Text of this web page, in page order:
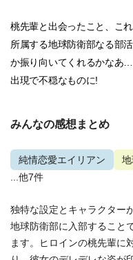
桃先輩と出会ったこと、こ
所属する地球防衛部なる部
か振り向いてくれるかなあ
出現で不穏なものに!
みんなの感想まとめ
純情恋愛エイリアン
...他7件
独特な設定とキャラクター
地球防衛部に入部すること
ます。ヒロインの桃先輩に